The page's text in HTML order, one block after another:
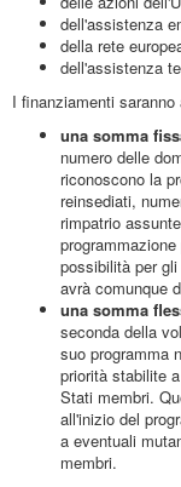
dell'assistenza
della rete
dell'assistenza
I finanziamenti
una somma
numero delle
riconoscono la
reinsediati,
rimpatrio
possibilità per
avrà comunque
una somma
seconda della
suo programma
priorità stabilite
Stati membri.
all'inizio del
a eventuali
membri.